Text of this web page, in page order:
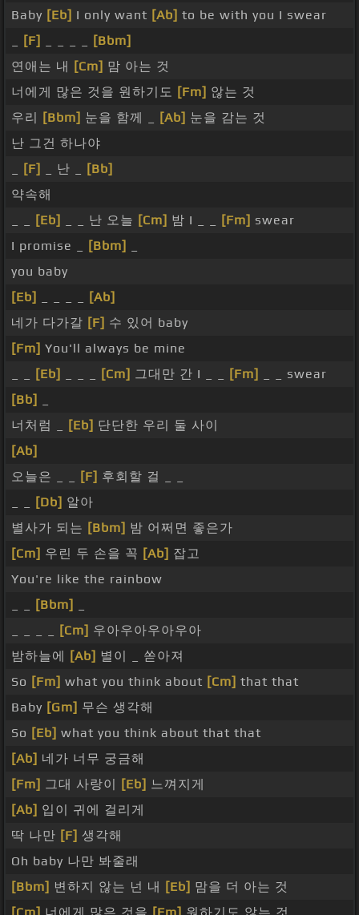
Baby [Eb] I only want [Ab] to be with you I swear
[F]
[Bbm]
연애는 내
[Cm] 맘 아는 것
너에게 많은 것을 원하기도 [Fm] 않는 것
우리
[Bbm] 눈을 함께 _ [Ab] 눈을 감는 것
난 그건 하나야
[F] _ 난 _
[Bb]
약속해
[Eb] _ _ 난 오늘 [Cm] 밤 I _ _ [Fm] swear
I promise _
[Bbm]
you baby
[Eb]
[Ab]
네가 다가갈 [F] 수 있어 baby
[Fm] You'll always be mine
[Eb] [Cm] 그대만 간 I _ _ [Fm]
_ _ swear
[Bb]
너처럼 _
[Eb] 단단한 우리 둘 사이
[Ab]
오늘은 _ _
[F] 후회할 걸 _ _
[Db] 알아
별사가 되는 [Bbm] 밤 어쩌면 좋은가
[Cm] 우린 두 손을 꼭 [Ab] 잡고
You're like the rainbow
[Bbm]
[Cm] 우아우아우아우아
밤하늘에
[Ab] 별이 _ 쏟아져
So [Fm] what you think about [Cm] that that
Baby [Gm] 무슨 생각해
So [Eb] what you think about that that
[Ab] 네가 너무 궁금해
[Fm] 그대 사랑이 [Eb] 느껴지게
[Ab] 입이 귀에 걸리게
딱 나만 [F] 생각해
Oh baby 나만 봐줄래
[Bbm] 변하지 않는 넌 내 [Eb] 맘을 더 아는 것